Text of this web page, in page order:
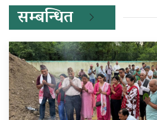
सम्बन्धित